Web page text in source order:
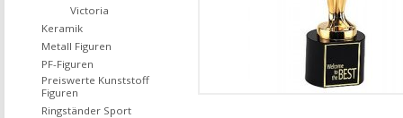
Victoria
Keramik
Metall Figuren
PF-Figuren
Preiswerte Kunststoff
Figuren
Ringständer Sport